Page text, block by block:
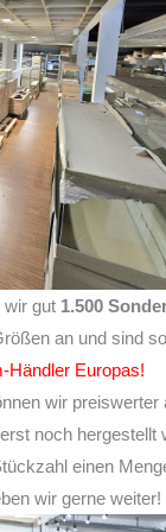
wir gut 1.500
an und sind
Händler Europas!
wir preiswerter
noch hergestellt
einen
wir gerne weiter!